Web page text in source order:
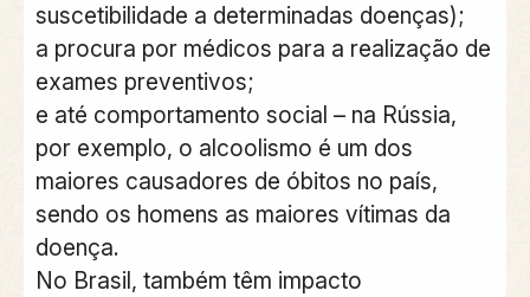
suscetibilidade a determinadas doenças);
a procura por médicos para a realização de
exames preventivos;
e até comportamento social – na Rússia,
por exemplo, o alcoolismo é um dos
maiores causadores de óbitos no país,
sendo os homens as maiores vítimas da
doença.
No Brasil, também têm impacto